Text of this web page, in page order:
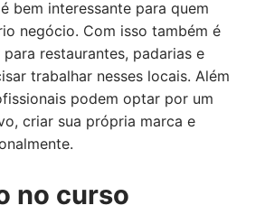
bem interessante para quem
negócio. Com isso também é
restaurantes, padarias e
trabalhar nesses locais. Além
podem optar por um
criar sua própria marca e
no curso